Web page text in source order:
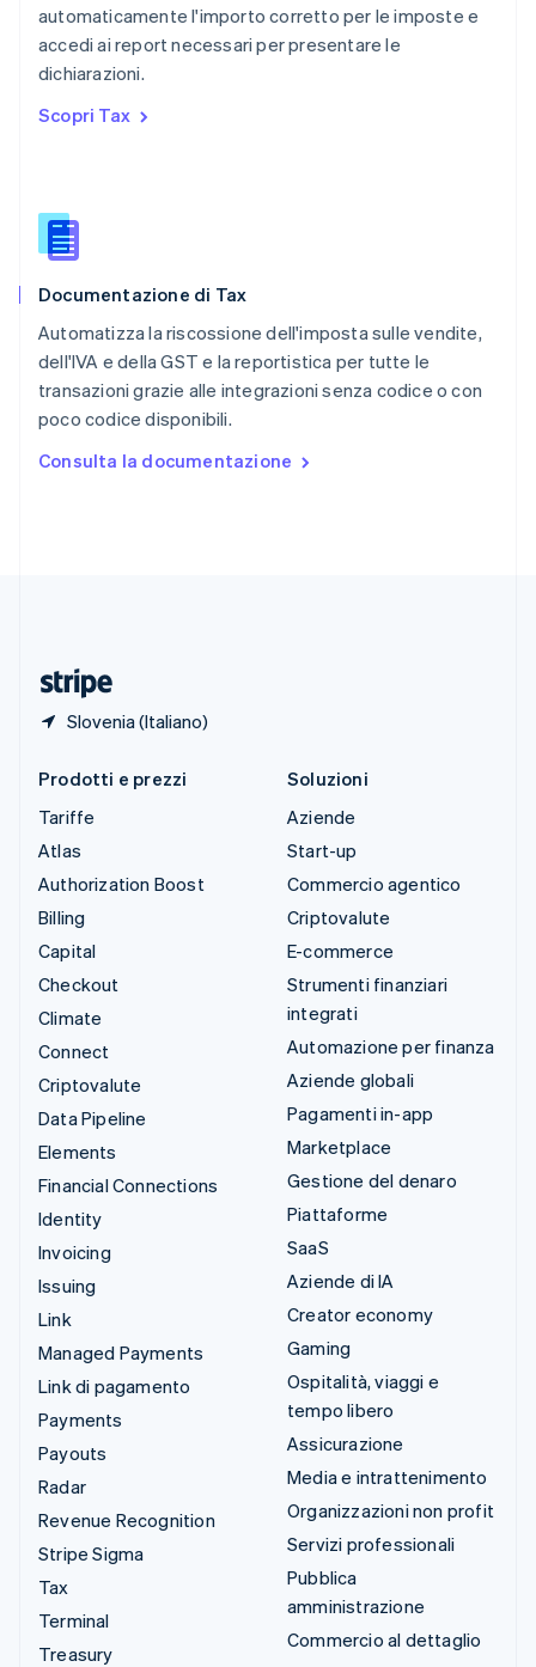
automaticamente l'importo corretto per le imposte e
accedi ai report necessari per presentare le
dichiarazioni.
Scopri Tax
Documentazione di Tax
Automatizza la riscossione dell'imposta sulle vendite,
dell'IVA e della GST e la reportistica per tutte le
transazioni grazie alle integrazioni senza codice o con
poco codice disponibili.
Consulta la documentazione
Slovenia (Italiano)
Portogallo
RAS di Hong Kong, Cina
English简体中文
Regno Unito
English
English
Singapore
Slovacchia
English
Slovenia
Spagna
EspañolEnglish
English Español简体中文
Prodotti e prezzi
Tariffe
Atlas
Authorization Boost
Billing
Capital
Checkout
Climate
Connect
Criptovalute
Data Pipeline
Elements
Financial Connections
Identity
Invoicing
Issuing
Link
Managed Payments
Link di pagamento
Payments
Payouts
Radar
Revenue Recognition
Stripe Sigma
Tax
Terminal
Treasury
Soluzioni
Aziende
Start-up
Commercio agentico
Criptovalute
E-commerce
Strumenti finanziari
integrati
Automazione per finanza
Aziende globali
Pagamenti in-app
Marketplace
Gestione del denaro
Piattaforme
SaaS
Aziende di IA
Creator economy
Gaming
Ospitalità, viaggi e
tempo libero
Assicurazione
Media e intrattenimento
Organizzazioni non profit
Servizi professionali
Pubblica
amministrazione
Commercio al dettaglio